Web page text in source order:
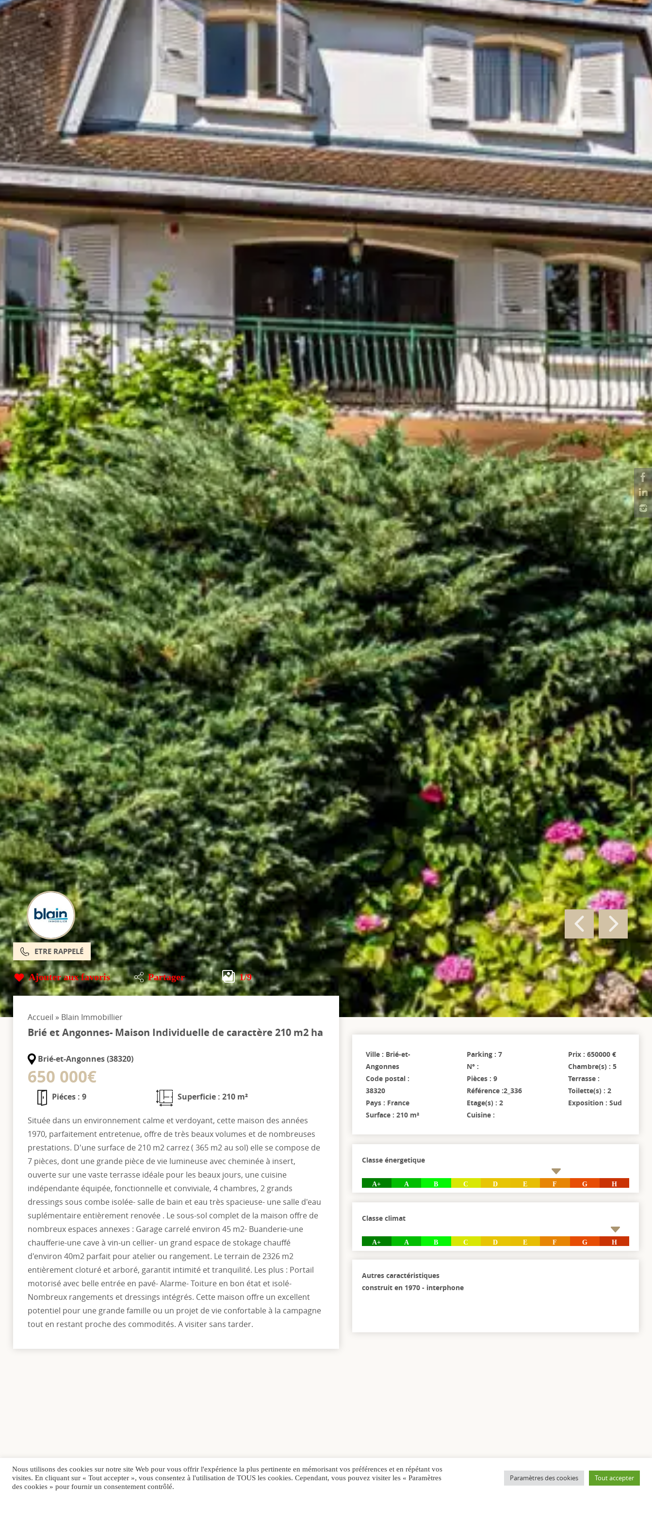
ETRE RAPPELÉ
Ajouter aux favoris Partager 1/9
Accueil » Blain Immobillier
Brié et Angonnes- Maison Individuelle de caractère 210 m2 ha
Brié-et-Angonnes (38320)
650 000€
Piéces : 9 Superficie : 210 m²
Située dans un environnement calme et verdoyant, cette maison des années
1970, parfaitement entretenue, offre de très beaux volumes et de nombreuses
prestations. D'une surface de 210 m2 carrez ( 365 m2 au sol) elle se compose de
7 pièces, dont une grande pièce de vie lumineuse avec cheminée à insert,
ouverte sur une vaste terrasse idéale pour les beaux jours, une cuisine
indépendante équipée, fonctionnelle et conviviale, 4 chambres, 2 grands
dressings sous combe isolée- salle de bain et eau très spacieuse- une salle d'eau
suplémentaire entièrement renovée . Le sous-sol complet de la maison offre de
nombreux espaces annexes : Garage carrelé environ 45 m2- Buanderie-une
chaufferie-une cave à vin-un cellier- un grand espace de stokage chauffé
d'environ 40m2 parfait pour atelier ou rangement. Le terrain de 2326 m2
entièrement cloturé et arboré, garantit intimité et tranquilité. Les plus : Portail
motorisé avec belle entrée en pavé- Alarme- Toiture en bon état et isolé-
Nombreux rangements et dressings intégrés. Cette maison offre un excellent
potentiel pour une grande famille ou un projet de vie confortable à la campagne
tout en restant proche des commodités. A visiter sans tarder.
Ville : Brié-et-
Angonnes
Code postal :
38320
Pays : France
Surface : 210 m²
Parking : 7
N° :
Pièces : 9
Référence :2_336
Etage(s) : 2
Cuisine :
Prix : 650000 €
Chambre(s) : 5
Terrasse :
Toilette(s) : 2
Exposition : Sud
Classe énergetique
A+ A B C D E F G H
Classe climat
A+ A B C D E F G H
Autres caractéristiques
construit en 1970 - interphone
Nous utilisons des cookies sur notre site Web pour vous offrir l'expérience la plus pertinente en mémorisant vos préférences et en répétant vos
visites. En cliquant sur « Tout accepter », vous consentez à l'utilisation de TOUS les cookies. Cependant, vous pouvez visiter les « Paramètres
des cookies » pour fournir un consentement contrôlé.
Paramètres des cookies Tout accepter